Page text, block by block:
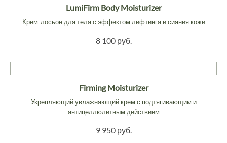
LumiFirm Body Moisturizer
Крем-лосьон для тела с эффектом лифтинга и сияния кожи
8 100 руб.
Firming Moisturizer
Укрепляющий увлажняющий крем с подтягивающим и
антицеллюлитным действием
9 950 руб.